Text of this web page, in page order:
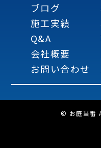
ブログ
施工実績
Q&A
会社概要
お問い合わせ
© お庭当番